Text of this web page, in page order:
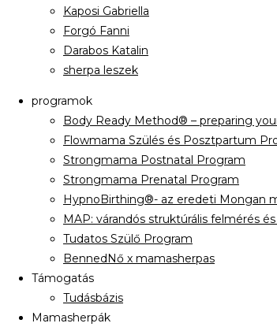
Kaposi Gabriella
Forgó Fanni
Darabos Katalin
sherpa leszek
programok
Body Ready Method® – preparing
Flowmama Szülés és Posztpartum
Strongmama Postnatal Program
Strongmama Prenatal Program
HypnoBirthing®- az eredeti Mongan
MAP: várandós struktúrális felmérés
Tudatos Szülő Program
BennedNő x mamasherpas
Támogatás
Tudásbázis
Mamasherpák